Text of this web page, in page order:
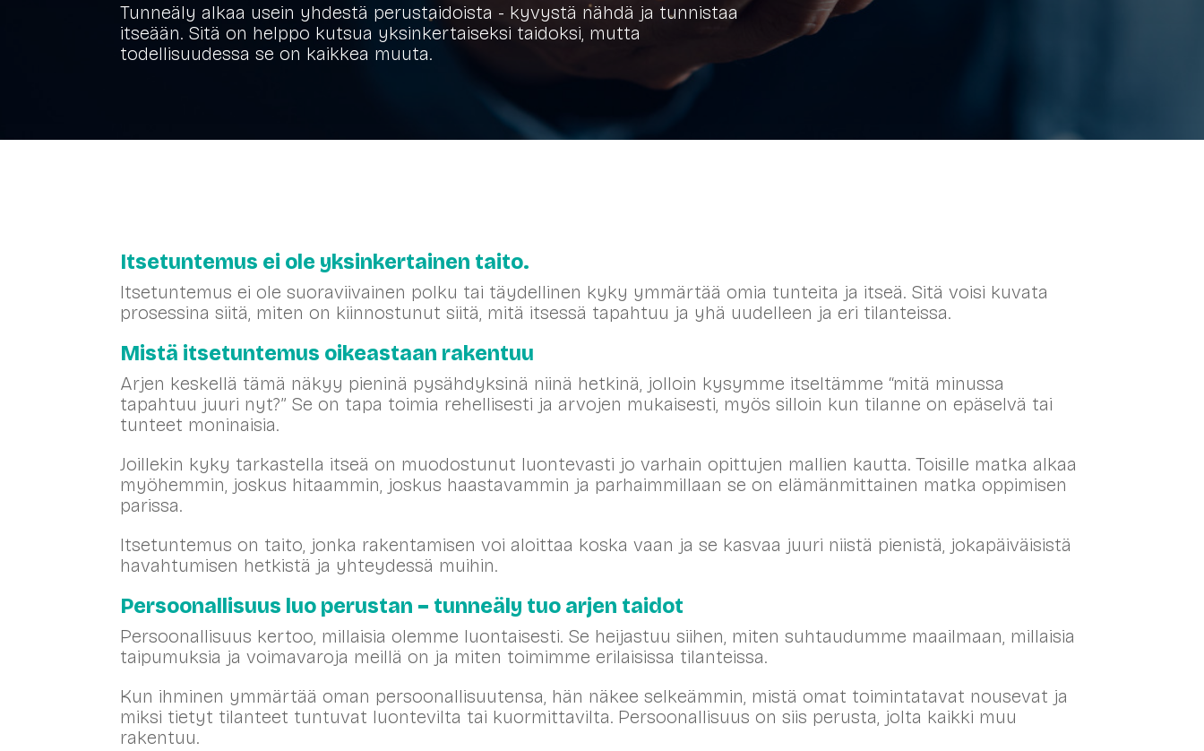
Tunneäly alkaa usein yhdestä perustaidoista - kyvystä nähdä ja tunnistaa
itseään. Sitä on helppo kutsua yksinkertaiseksi taidoksi, mutta
todellisuudessa se on kaikkea muuta.
Itsetuntemus ei ole yksinkertainen taito.
Itsetuntemus ei ole suoraviivainen polku tai täydellinen kyky ymmärtää omia tunteita ja itseä. Sitä voisi kuvata
prosessina siitä, miten on kiinnostunut siitä, mitä itsessä tapahtuu ja yhä uudelleen ja eri tilanteissa.
Mistä itsetuntemus oikeastaan rakentuu
Arjen keskellä tämä näkyy pieninä pysähdyksinä niinä hetkinä, jolloin kysymme itseltämme “mitä minussa
tapahtuu juuri nyt?” Se on tapa toimia rehellisesti ja arvojen mukaisesti, myös silloin kun tilanne on epäselvä tai
tunteet moninaisia.
Joillekin kyky tarkastella itseä on muodostunut luontevasti jo varhain opittujen mallien kautta. Toisille matka alkaa
myöhemmin, joskus hitaammin, joskus haastavammin ja parhaimmillaan se on elämänmittainen matka oppimisen
parissa.
Itsetuntemus on taito, jonka rakentamisen voi aloittaa koska vaan ja se kasvaa juuri niistä pienistä, jokapäiväisistä
havahtumisen hetkistä ja yhteydessä muihin.
Persoonallisuus luo perustan – tunneäly tuo arjen taidot
Persoonallisuus kertoo, millaisia olemme luontaisesti. Se heijastuu siihen, miten suhtaudumme maailmaan, millaisia
taipumuksia ja voimavaroja meillä on ja miten toimimme erilaisissa tilanteissa.
Kun ihminen ymmärtää oman persoonallisuutensa, hän näkee selkeämmin, mistä omat toimintatavat nousevat ja
miksi tietyt tilanteet tuntuvat luontevilta tai kuormittavilta. Persoonallisuus on siis perusta, jolta kaikki muu
rakentuu.